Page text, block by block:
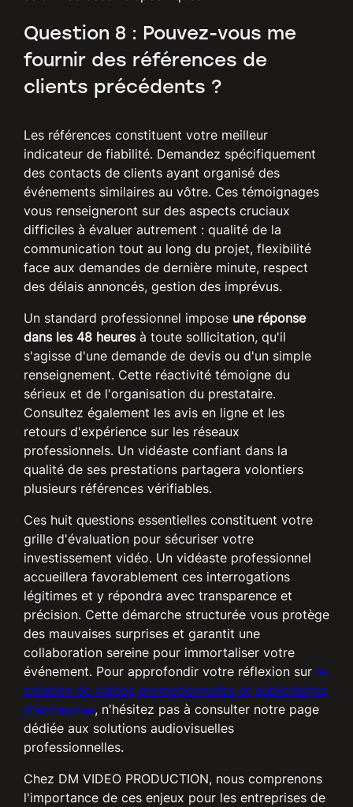
Question 8 : Pouvez-vous me
fournir des références de
clients précédents ?
Les références constituent votre meilleur
indicateur de fiabilité. Demandez spécifiquement
des contacts de clients ayant organisé des
événements similaires au vôtre. Ces témoignages
vous renseigneront sur des aspects cruciaux
difficiles à évaluer autrement : qualité de la
communication tout au long du projet, flexibilité
face aux demandes de dernière minute, respect
des délais annoncés, gestion des imprévus.
Un standard professionnel impose une réponse
dans les 48 heuresà toute sollicitation, qu'il
s'agisse d'une demande de devis ou d'un simple
renseignement. Cette réactivité témoigne du
sérieux et de l'organisation du prestataire.
Consultez également les avis en ligne et les
retours d'expérience sur les réseaux
professionnels. Un vidéaste confiant dans la
qualité de ses prestations partagera volontiers
plusieurs références vérifiables.
Ces huit questions essentielles constituent votre
grille d'évaluation pour sécuriser votre
investissement vidéo. Un vidéaste professionnel
accueillera favorablement ces interrogations
légitimes et y répondra avec transparence et
précision. Cette démarche structurée vous protège
des mauvaises surprises et garantit une
collaboration sereine pour immortaliser votre
événement. Pour approfondir votre réflexion sur la
création de vidéos promotionnelles et publicitaires
d'entreprise, n'hésitez pas à consulter notre page
dédiée aux solutions audiovisuelles
professionnelles.
Chez DM VIDEO PRODUCTION, nous comprenons
l'importance de ces enjeux pour les entreprises de